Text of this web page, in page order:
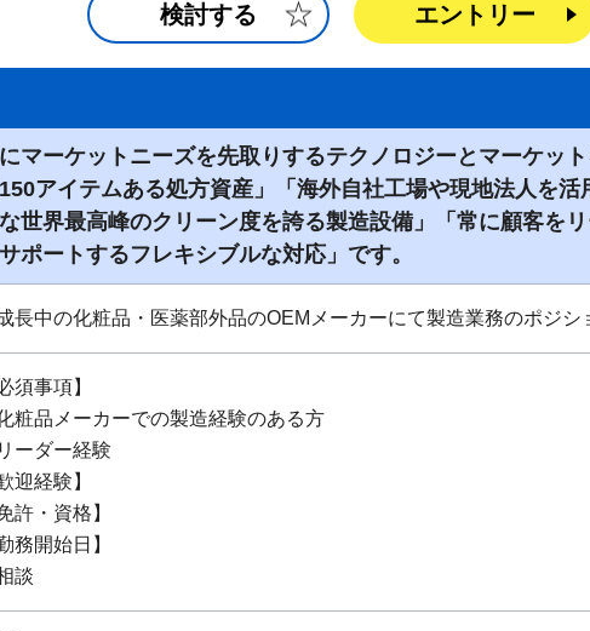
検討する エントリー
マーケットニーズを先取りするテクノロジーとマーケッ
アイテムある処方資産」「海外自社工場や現地法人を活
な世界最高峰のクリーン度を誇る製造設備」「常に顧客を
ポートするフレキシブルな対応」です。
長中の化粧品・医薬部外品のOEMメーカーにて製造業務のポジシ
須事項】
粧品メーカーでの製造経験のある方
ーダー経験
迎経験】
許・資格】
務開始日】
談